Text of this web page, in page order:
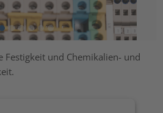
Festigkeit und Chemikalien- und